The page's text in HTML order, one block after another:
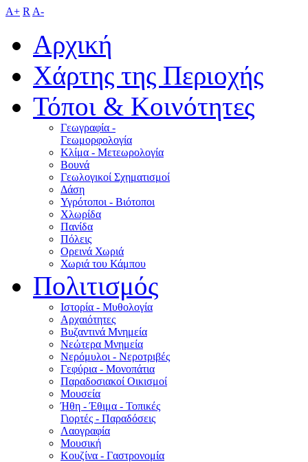
A+ R A-
Αρχική
Χάρτης της Περιοχής
Τόποι & Κοινότητες
Γεωγραφία -
Γεωμορφολογία
Κλίμα - Mετεωρολογία
Βουνά
Γεωλογικοί Σχηματισμοί
Δάση
Υγρότοποι - Βιότοποι
Χλωρίδα
Πανίδα
Πόλεις
Ορεινά Χωριά
Χωριά του Κάμπου
Πολιτισμός
Ιστορία - Μυθολογία
Αρχαιότητες
Βυζαντινά Μνημεία
Νεώτερα Μνημεία
Νερόμυλοι - Nεροτριβές
Γεφύρια - Μονοπάτια
Παραδοσιακοί Οικισμοί
Μουσεία
Ήθη - Έθιμα - Τοπικές
Γιορτές - Παραδόσεις
Λαογραφία
Μουσική
Κουζίνα - Γαστρονομία